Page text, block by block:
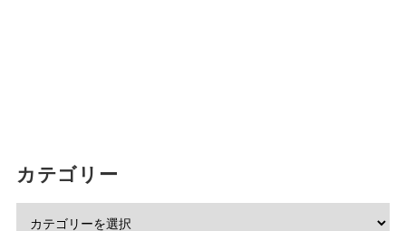
カテゴリー